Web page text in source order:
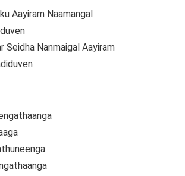
Aayiram Naamangal
Seidha Nanmaigal Aayiram